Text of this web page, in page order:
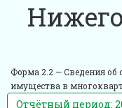
Форма 2.2 — Сведения об
имущества в
Отчётный период: